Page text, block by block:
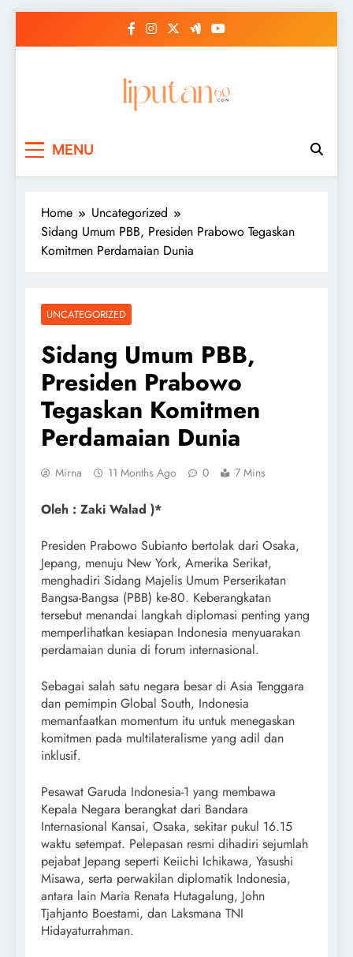
MENU
Home
Uncategorized
Sidang Umum PBB, Presiden Prabowo Tegaskan
Komitmen Perdamaian Dunia
UNCATEGORIZED
Sidang Umum PBB,
Presiden Prabowo
Tegaskan Komitmen
Perdamaian Dunia
Mirna 11 Months Ago 0 7 Mins
Oleh : Zaki Walad )*
Presiden Prabowo Subianto bertolak dari Osaka,
Jepang, menuju New York, Amerika Serikat,
menghadiri Sidang Majelis Umum Perserikatan
Bangsa-Bangsa (PBB) ke-80. Keberangkatan
tersebut menandai langkah diplomasi penting yang
memperlihatkan kesiapan Indonesia menyuarakan
perdamaian dunia di forum internasional.
Sebagai salah satu negara besar di Asia Tenggara
dan pemimpin Global South, Indonesia
memanfaatkan momentum itu untuk menegaskan
komitmen pada multilateralisme yang adil dan
inklusif.
Pesawat Garuda Indonesia-1 yang membawa
Kepala Negara berangkat dari Bandara
Internasional Kansai, Osaka, sekitar pukul 16.15
waktu setempat. Pelepasan resmi dihadiri sejumlah
pejabat Jepang seperti Keiichi Ichikawa, Yasushi
Misawa, serta perwakilan diplomatik Indonesia,
antara lain Maria Renata Hutagalung, John
Tjahjanto Boestami, dan Laksmana TNI
Hidayaturrahman.